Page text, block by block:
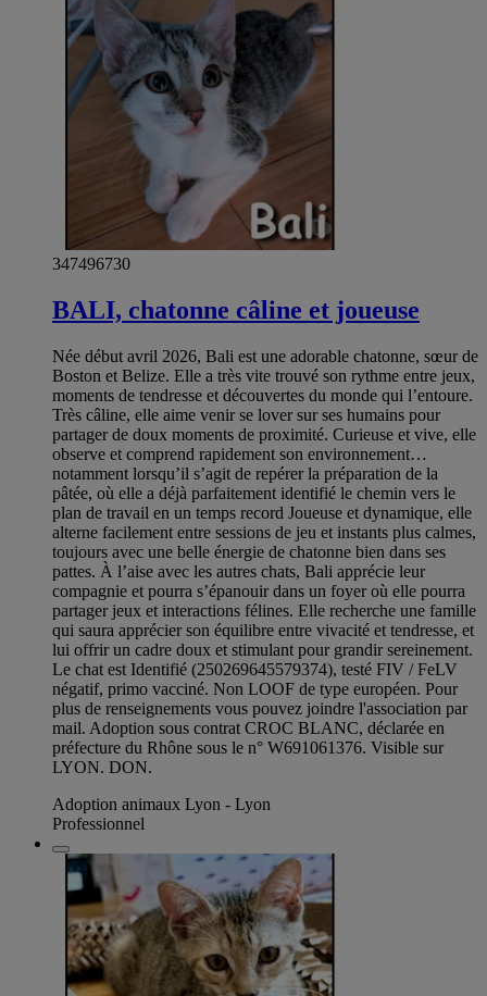
347496730
BALI, chatonne câline et joueuse
Née début avril 2026, Bali est une adorable chatonne, sœur de
Boston et Belize. Elle a très vite trouvé son rythme entre jeux,
moments de tendresse et découvertes du monde qui l’entoure.
Très câline, elle aime venir se lover sur ses humains pour
partager de doux moments de proximité. Curieuse et vive, elle
observe et comprend rapidement son environnement…
notamment lorsqu’il s’agit de repérer la préparation de la
pâtée, où elle a déjà parfaitement identifié le chemin vers le
plan de travail en un temps record Joueuse et dynamique, elle
alterne facilement entre sessions de jeu et instants plus calmes,
toujours avec une belle énergie de chatonne bien dans ses
pattes. À l’aise avec les autres chats, Bali apprécie leur
compagnie et pourra s’épanouir dans un foyer où elle pourra
partager jeux et interactions félines. Elle recherche une famille
qui saura apprécier son équilibre entre vivacité et tendresse, et
lui offrir un cadre doux et stimulant pour grandir sereinement.
Le chat est Identifié (250269645579374), testé FIV / FeLV
négatif, primo vacciné. Non LOOF de type européen. Pour
plus de renseignements vous pouvez joindre l'association par
mail. Adoption sous contrat CROC BLANC, déclarée en
préfecture du Rhône sous le n° W691061376. Visible sur
LYON. DON.
Adoption animaux Lyon - Lyon
Professionnel